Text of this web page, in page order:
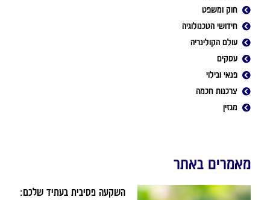
חוק ומשפט
חידושי הטכנולוגיה
עולם הקולינריה
עסקים
פנאי ובילוי
צרכנות חכמה
מגזין
מאמרים באתר
השקעה פסיבית בעתיד שלכם: